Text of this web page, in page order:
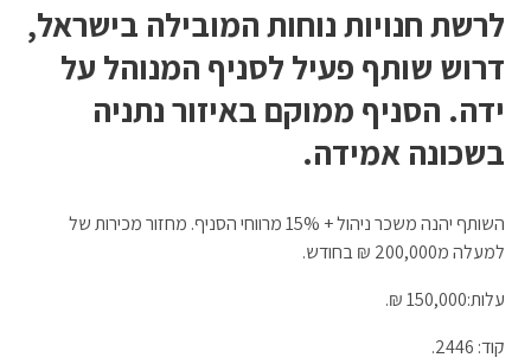
לרשת חנויות נוחות המובילה בישראל,
דרוש שותף פעיל לסניף המנוהל על
ידה. הסניף ממוקם באיזור נתניה
בשכונה אמידה.
השותף יהנה משכר ניהול + 15% מרווחי הסניף. מחזור מכירות של
למעלה מ200,000 ₪ בחודש.
עלות:150,000 ₪.
קוד: 2446.